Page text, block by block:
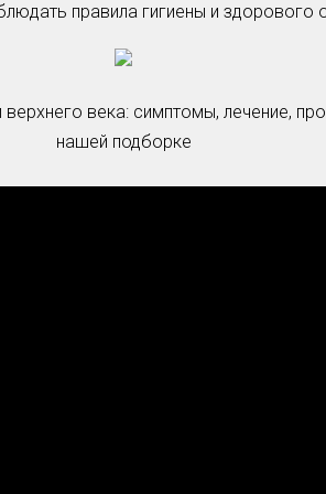
правила гигиены и здорового
века: симптомы, лечение,
нашей подборке